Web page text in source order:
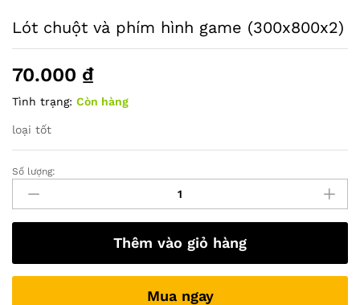
Lót chuột và phím hình game (300x800x2)
70.000 ₫
Tình trạng: Còn hàng
loại tốt
Lót
chuột
và
phím
game
(300x800x2)
Số lượng:
Thêm vào giỏ hàng
Mua ngay